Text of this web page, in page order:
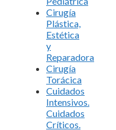
Cirugía
Plástica,
Estética
y
Reparadora
Cirugía
Torácica
Cuidados
Intensivos.
Cuidados
Críticos.